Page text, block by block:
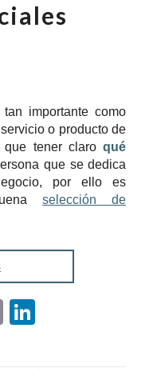
tan importante como
o producto de
tener claro qué
que se dedica
por ello es
selección de
EmailLinkedIn